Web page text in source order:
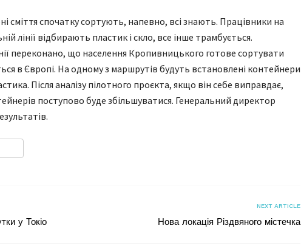
сміття спочатку сортують, напевно, всі знають. Працівники на
лінії відбирають пластик і скло, все інше трамбується.
переконано, що населення Кропивницького готове сортувати
в Європі. На одному з маршрутів будуть встановлені контейнери
Після аналізу пілотного проєкта, якщо він себе виправдає,
поступово буде збільшуватися. Генеральний директор
у Токіо
NEXT ARTICLE
Нова локація Різдвяного містечка